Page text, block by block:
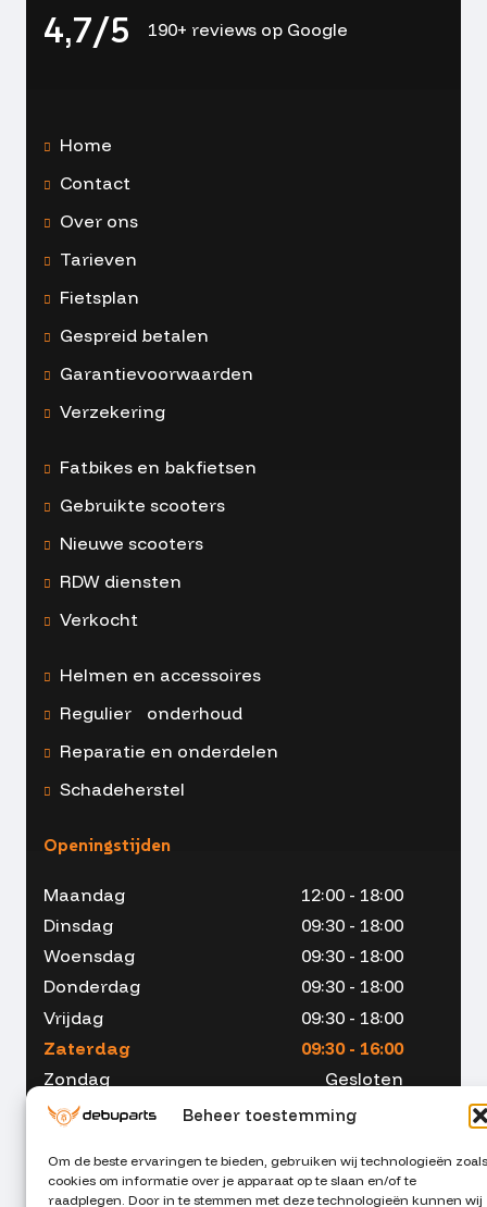
Beheer toestemming
Om de beste ervaringen te bieden, gebruiken wij technologieën zoals
cookies om informatie over je apparaat op te slaan en/of te
raadplegen. Door in te stemmen met deze technologieën kunnen wij
4,7/5 190+ reviews op Google
Home
Contact
Over ons
Tarieven
Fietsplan
Gespreid betalen
Garantievoorwaarden
Verzekering
Fatbikes en bakfietsen
Gebruikte scooters
Nieuwe scooters
RDW diensten
Verkocht
Helmen en accessoires
Regulier onderhoud
Reparatie en onderdelen
Schadeherstel
Openingstijden
Maandag
12:00 - 18:00
Dinsdag
09:30 - 18:00
Woensdag
09:30 - 18:00
Donderdag
09:30 - 18:00
Vrijdag
09:30 - 18:00
Zaterdag
09:30 - 16:00
Zondag
Gesloten
053 - 234 00 90